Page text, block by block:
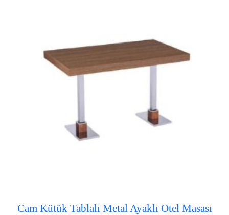
Cam Kütük Tablalı Metal Ayaklı Otel Masası